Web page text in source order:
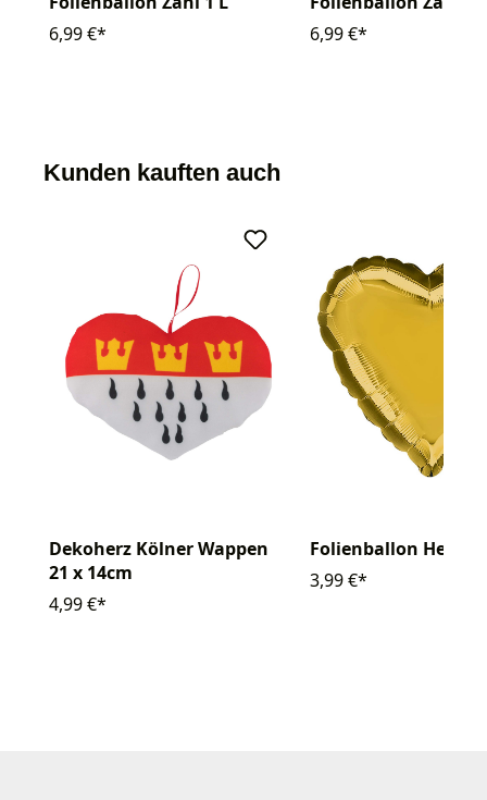
6,99 €*
6,99 €*
Kunden kauften auch
Dekoherz Kölner Wappen
21 x 14cm
4,99 €*
Folienballon Herz
3,99 €*